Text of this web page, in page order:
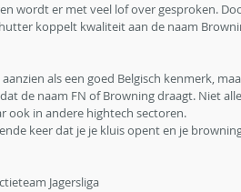
wordt er met veel lof over gesproken.
koppelt kwaliteit aan de naam
als een goed Belgisch kenmerk,
de naam FN of Browning draagt. Niet
ook in andere hightech sectoren.
keer dat je je kluis opent en je
Jagersliga